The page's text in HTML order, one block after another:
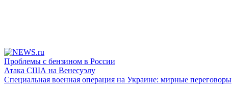
Проблемы с бензином в России
Атака США на Венесуэлу
Специальная военная операция на Украине: мирные переговоры